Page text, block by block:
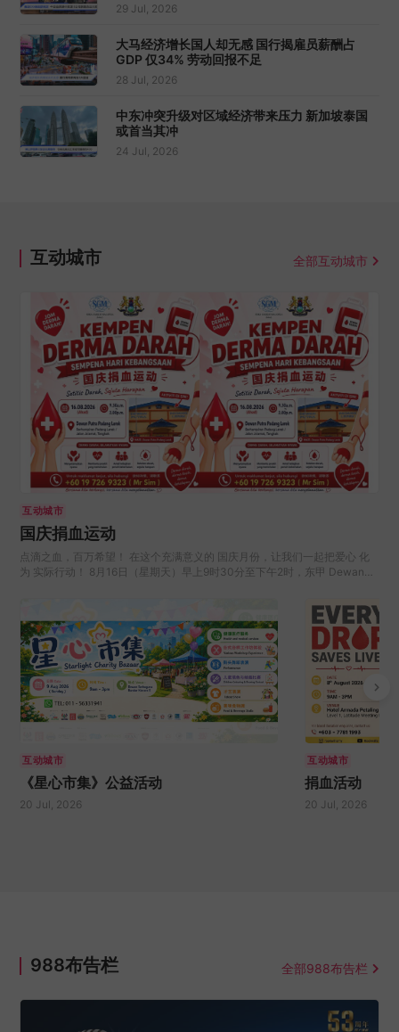
29 Jul, 2026
大马经济增长国人却无感 国行揭雇员薪酬占
GDP 仅34% 劳动回报不足
28 Jul, 2026
中东冲突升级对区域经济带来压力 新加坡泰国
或首当其冲
24 Jul, 2026
互动城市 全部互动城市
互动城市
国庆捐血运动
点滴之血，百万希望！ 在这个充满意义的 国庆月份，让我们一起把爱心 化
为 实际行动！ 8月16日（星期天）早上9时30分至下午2时，东甲 Dewan
络号码：6019-726 9323（Mr. Sim） &nbsp;
互动城市
《星心市集》公益活动
20 Jul, 2026
互动城市
捐血活动
20 Jul, 2026
988布告栏 全部988布告栏